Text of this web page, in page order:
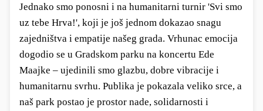
Jednako smo ponosni i na humanitarni turnir 'Svi smo
uz tebe Hrva!', koji je još jednom dokazao snagu
zajedništva i empatije našeg grada. Vrhunac emocija
dogodio se u Gradskom parku na koncertu Ede
Maajke – ujedinili smo glazbu, dobre vibracije i
humanitarnu svrhu. Publika je pokazala veliko srce, a
naš park postao je prostor nade, solidarnosti i